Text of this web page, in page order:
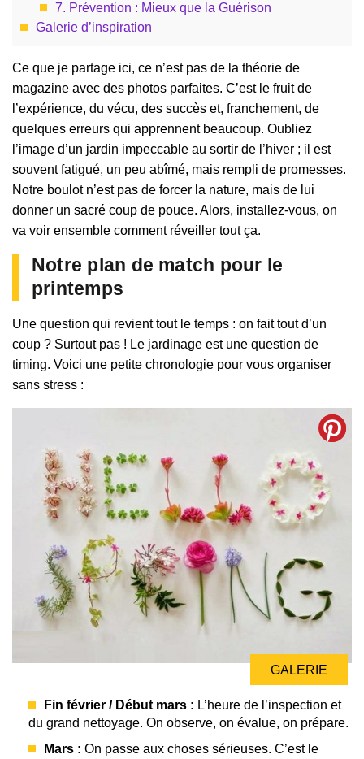
7. Prévention : Mieux que la Guérison
Galerie d’inspiration
Ce que je partage ici, ce n’est pas de la théorie de
magazine avec des photos parfaites. C’est le fruit de
l’expérience, du vécu, des succès et, franchement, de
quelques erreurs qui apprennent beaucoup. Oubliez
l’image d’un jardin impeccable au sortir de l’hiver ; il est
souvent fatigué, un peu abîmé, mais rempli de promesses.
Notre boulot n’est pas de forcer la nature, mais de lui
donner un sacré coup de pouce. Alors, installez-vous, on
va voir ensemble comment réveiller tout ça.
Notre plan de match pour le
printemps
Une question qui revient tout le temps : on fait tout d’un
coup ? Surtout pas ! Le jardinage est une question de
timing. Voici une petite chronologie pour vous organiser
sans stress :
GALERIE
Fin février / Début mars : L’heure de l’inspection et
du grand nettoyage. On observe, on évalue, on prépare.
Mars : On passe aux choses sérieuses. C’est le